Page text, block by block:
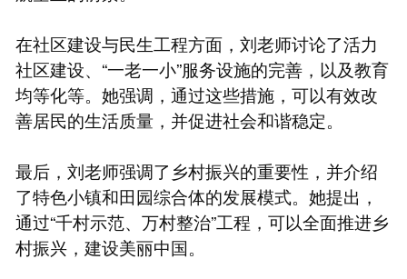
在社区建设与民生工程方面，刘老师讨论了活力
社区建设、“一老一小”服务设施的完善，以及教育
均等化等。她强调，通过这些措施，可以有效改
善居民的生活质量，并促进社会和谐稳定。
最后，刘老师强调了乡村振兴的重要性，并介绍
了特色小镇和田园综合体的发展模式。她提出，
通过“千村示范、万村整治”工程，可以全面推进乡
村振兴，建设美丽中国。